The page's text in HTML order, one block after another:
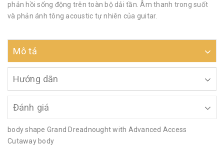
phản hồi sống động trên toàn bộ dải tần. Âm thanh trong suốt
và phản ánh tông acoustic tự nhiên của guitar.
Mô tả
Hướng dẫn
Đánh giá
body shape Grand Dreadnought with Advanced Access
Cutaway body